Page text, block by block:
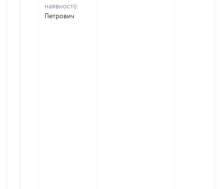
наявності):
Петрович